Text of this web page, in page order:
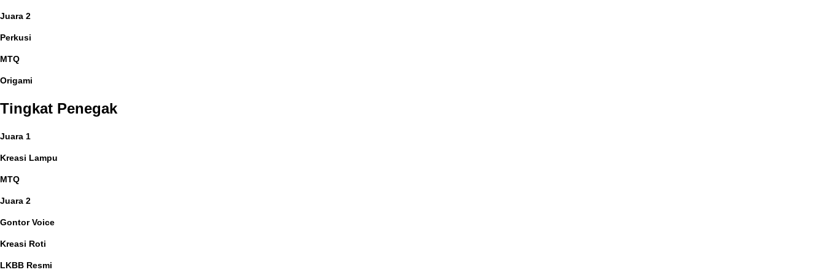
Juara 2
Perkusi
MTQ
Origami
Tingkat Penegak
Juara 1
Kreasi Lampu
MTQ
Juara 2
Gontor Voice
Kreasi Roti
LKBB Resmi